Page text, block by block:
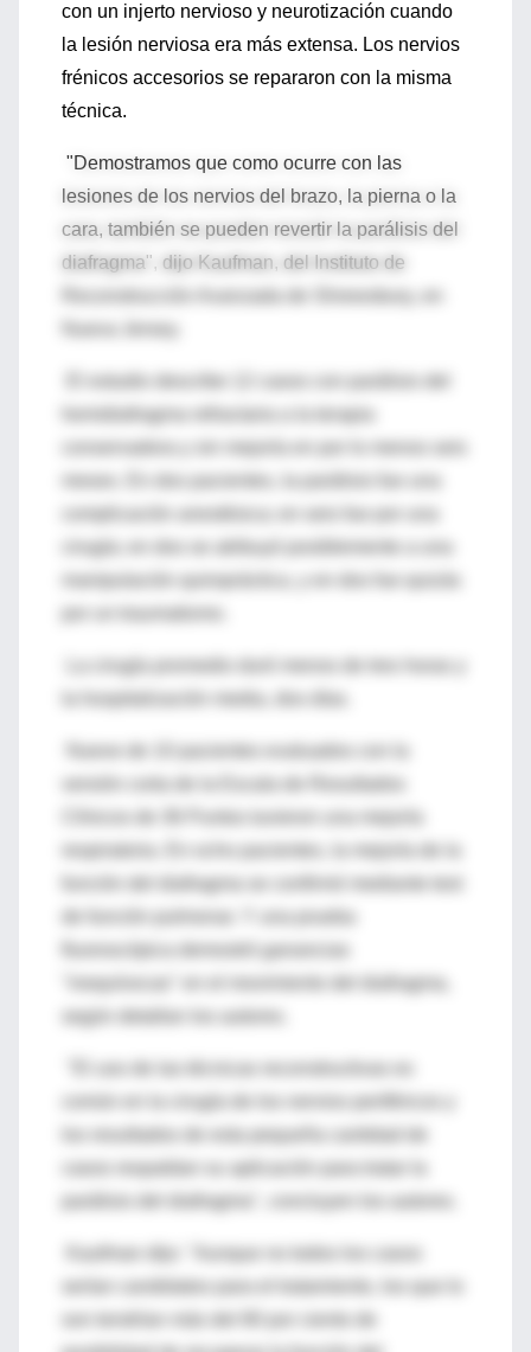
con un injerto nervioso y neurotización cuando
la lesión nerviosa era más extensa. Los nervios
frénicos accesorios se repararon con la misma
técnica.
"Demostramos que como ocurre con las
lesiones de los nervios del brazo, la pierna o la
cara, también se pueden revertir la parálisis del
diafragma", dijo Kaufman, del Instituto de
hemidiafragma refractaria a la terapia
cirugía; en dos se atribuyó posiblemente a una
La cirugía promedio duró menos de tres horas y
función del diafragma se confirmó mediante test
fluoroscópica demostró ganancias
"inequívocas" en el movimiento del diafragma,
según detallan los autores.
común en la cirugía de los nervios periféricos y
los resultados de esta pequeña cantidad de
casos respaldan su aplicación para tratar la
parálisis del diafragma", concluyen los autores.
Kaufman dijo: "Aunque no todos los casos